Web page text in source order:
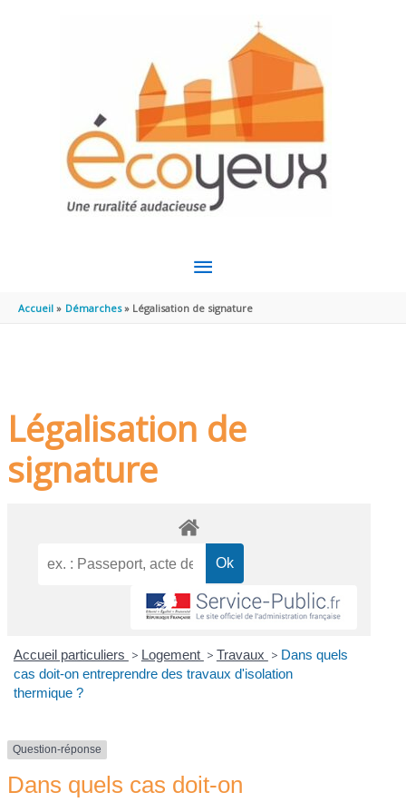
MENU
PRINCIPAL
Accueil Démarches Légalisation de signature
Légalisation de
signature
Accueil particuliers > Logement > Travaux > Dans quels
cas doit-on entreprendre des travaux d'isolation
thermique ?
Question-réponse
Dans quels cas doit-on